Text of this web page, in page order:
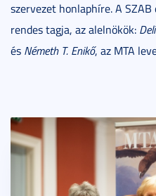
szervezet honlaphíre. A SZAB
rendes tagja, az alelnökök:
és Németh T. Enikő, az MTA